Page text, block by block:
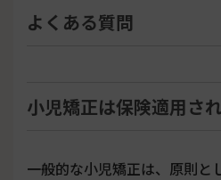
よくある質問
小児矯正は保険適用さ
一般的な小児矯正は、原則と